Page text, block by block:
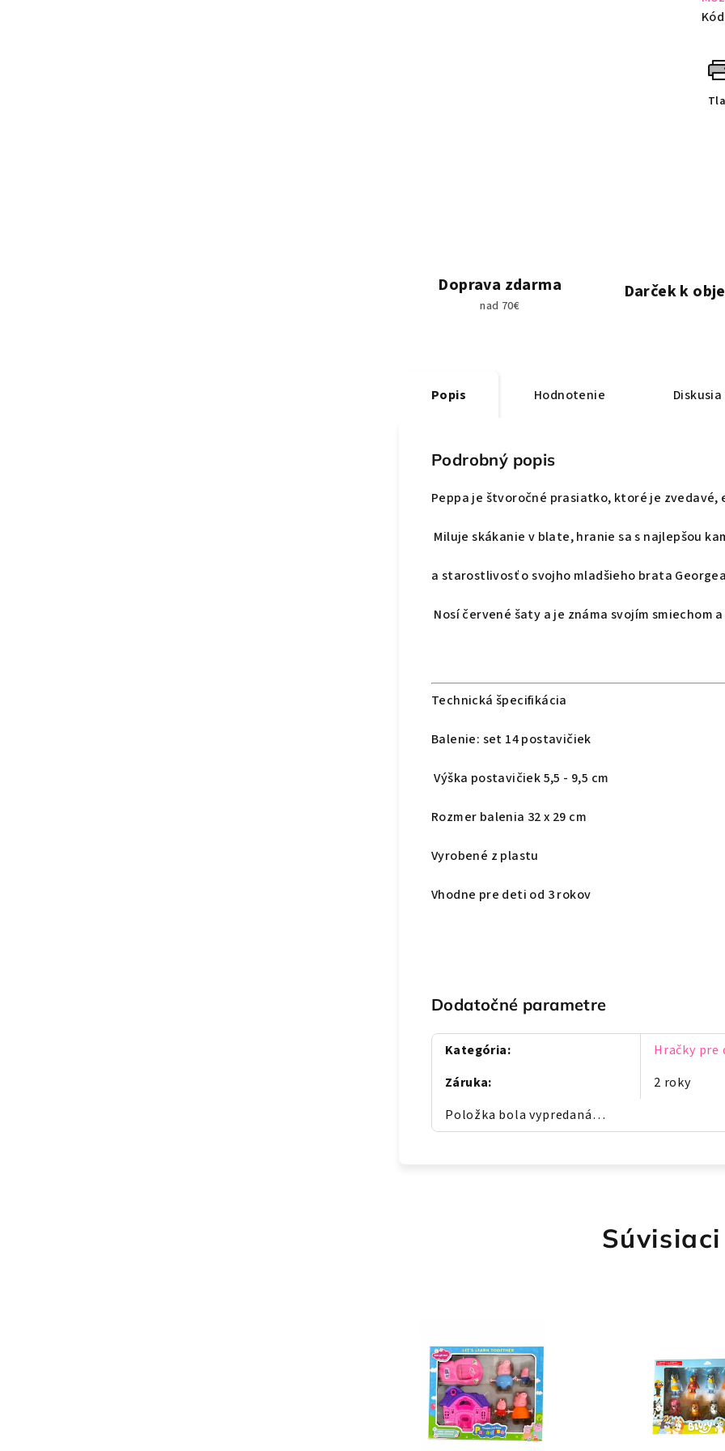
Doprava zdarma
nad 70€
Darček k
Popis Hodnotenie Diskusia
Podrobný popis
Peppa je štvoročné prasiatko, ktoré je
Miluje skákanie v blate, hranie sa s najlepšou
a starostlivosť o svojho mladšieho brata
Nosí červené šaty a je známa svojím smiechom
Technická špecifikácia
Balenie: set 14 postavičiek
Výška postavičiek 5,5 - 9,5 cm
Rozmer balenia 32 x 29 cm
Vyrobené z plastu
Vhodne pre deti od 3 rokov
Dodatočné parametre
Kategória:
Hračky pre
Záruka:
2 roky
Položka bola vypredaná…